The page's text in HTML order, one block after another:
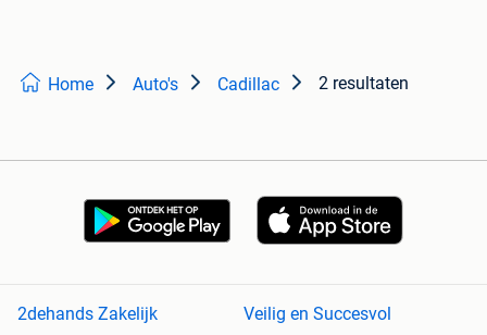
Home Auto's Cadillac 2 resultaten
2dehands Zakelijk Veilig en Succesvol